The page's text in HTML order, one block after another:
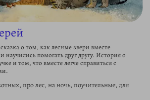
о том, как лесные звери вместе
научились помогать друг другу. История о
и том, что вместе легче справиться с
про лес, на ночь, поучительные, для